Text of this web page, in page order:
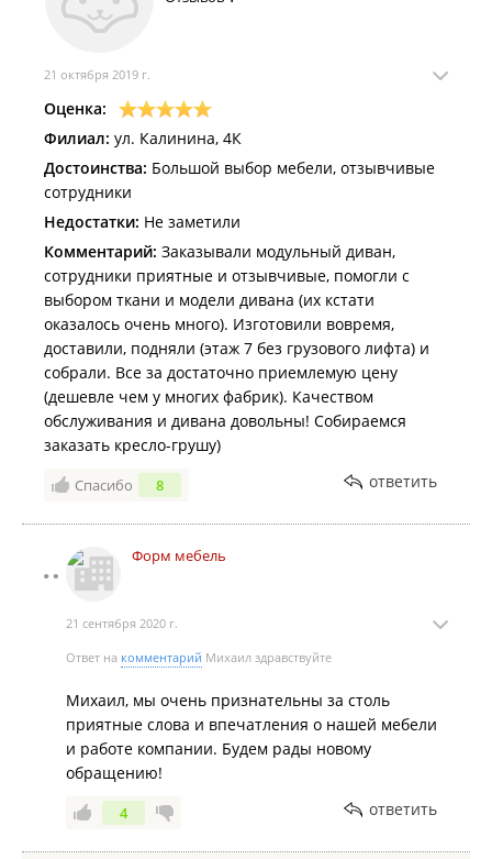
21 октября 2019 г.
Оценка:
Филиал: ул. Калинина, 4К
Достоинства: Большой выбор мебели, отзывчивые
сотрудники
Недостатки: Не заметили
Комментарий: Заказывали модульный диван,
сотрудники приятные и отзывчивые, помогли с
выбором ткани и модели дивана (их кстати
оказалось очень много). Изготовили вовремя,
доставили, подняли (этаж 7 без грузового лифта) и
собрали. Все за достаточно приемлемую цену
(дешевле чем у многих фабрик). Качеством
обслуживания и дивана довольны! Собираемся
заказать кресло-грушу)
Спасибо 8 ответить
Форм мебель
21 сентября 2020 г.
Ответ на комментарий Михаил здравствуйте
Михаил, мы очень признательны за столь
приятные слова и впечатления о нашей мебели
и работе компании. Будем рады новому
обращению!
4 ответить